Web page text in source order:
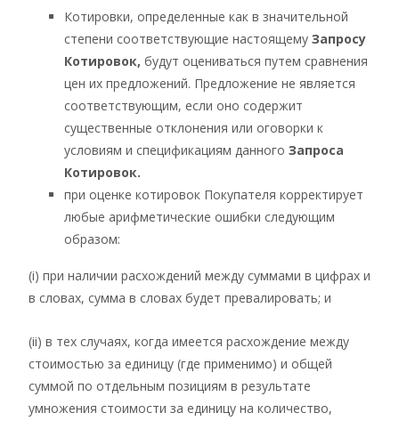
Котировки, определенные как в значительной
степени соответствующие настоящему Запросу
Котировок, будут оцениваться путем сравнения
цен их предложений. Предложение не является
соответствующим, если оно содержит
существенные отклонения или оговорки к
условиям и спецификациям данного Запроса
Котировок.
при оценке котировок Покупателя корректирует
любые арифметические ошибки следующим
образом:
(i) при наличии расхождений между суммами в цифрах и
в словах, сумма в словах будет превалировать; и
(ii) в тех случаях, когда имеется расхождение между
стоимостью за единицу (где применимо) и общей
суммой по отдельным позициям в результате
умножения стоимости за единицу на количество,